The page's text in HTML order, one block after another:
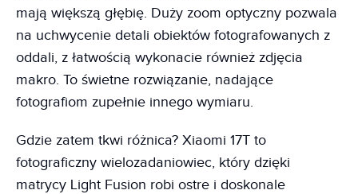
mają większą głębię. Duży zoom optyczny pozwala
na uchwycenie detali obiektów fotografowanych z
oddali, z łatwością wykonacie również zdjęcia
makro. To świetne rozwiązanie, nadające
fotografiom zupełnie innego wymiaru.
Gdzie zatem tkwi różnica? Xiaomi 17T to
fotograficzny wielozadaniowiec, który dzięki
matrycy Light Fusion robi ostre i doskonale